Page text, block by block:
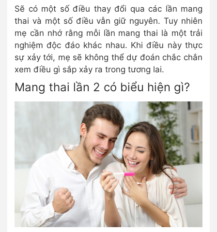
Sẽ có một số điều thay đổi qua các lần mang
thai và một số điều vẫn giữ nguyên. Tuy nhiên
mẹ cần nhớ rằng mỗi lần mang thai là một trải
nghiệm độc đáo khác nhau. Khi điều này thực
sự xảy tới, mẹ sẽ không thể dự đoán chắc chắn
xem điều gì sắp xảy ra trong tương lai.
Mang thai lần 2 có biểu hiện gì?